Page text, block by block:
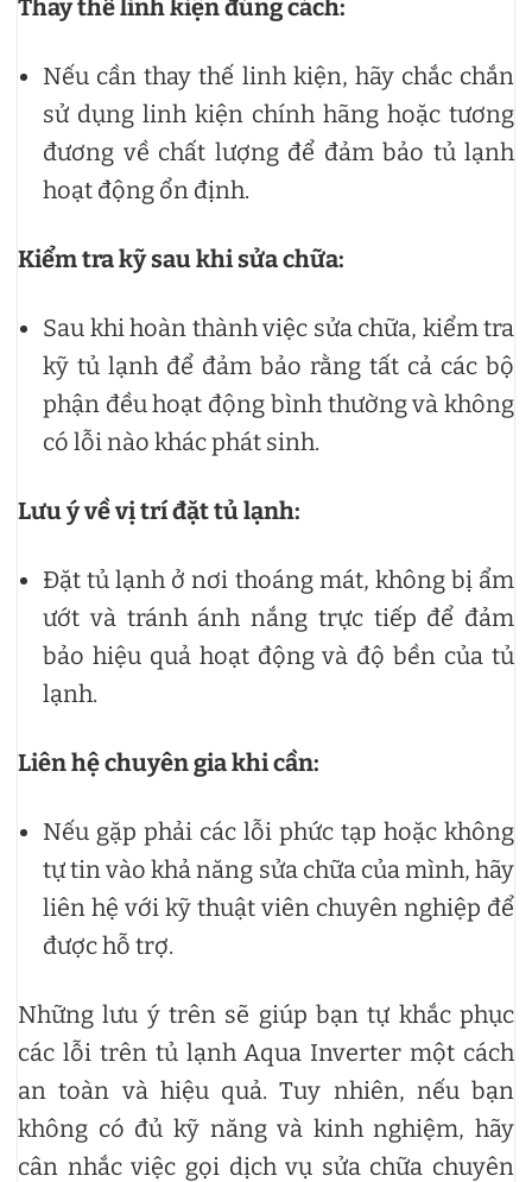
Thay thế linh kiện đúng cách:
Nếu cần thay thế linh kiện, hãy chắc chắn
sử dụng linh kiện chính hãng hoặc tương
đương về chất lượng để đảm bảo tủ lạnh
hoạt động ổn định.
Kiểm tra kỹ sau khi sửa chữa:
Sau khi hoàn thành việc sửa chữa, kiểm tra
kỹ tủ lạnh để đảm bảo rằng tất cả các bộ
phận đều hoạt động bình thường và không
có lỗi nào khác phát sinh.
Lưu ý về vị trí đặt tủ lạnh:
Đặt tủ lạnh ở nơi thoáng mát, không bị ẩm
ướt và tránh ánh nắng trực tiếp để đảm
bảo hiệu quả hoạt động và độ bền của tủ
lạnh.
Liên hệ chuyên gia khi cần:
Nếu gặp phải các lỗi phức tạp hoặc không
tự tin vào khả năng sửa chữa của mình, hãy
liên hệ với kỹ thuật viên chuyên nghiệp để
được hỗ trợ.
Những lưu ý trên sẽ giúp bạn tự khắc phục
các lỗi trên tủ lạnh Aqua Inverter một cách
an toàn và hiệu quả. Tuy nhiên, nếu bạn
không có đủ kỹ năng và kinh nghiệm, hãy
cân nhắc việc gọi dịch vụ sửa chữa chuyên